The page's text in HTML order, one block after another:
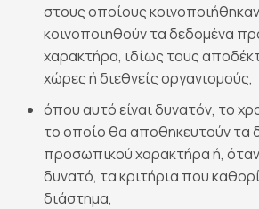
στους οποίους
κοινοποιηθούν τα δεδομένα
χαρακτήρα, ιδίως τους
χώρες ή διεθνείς οργανισμούς,
όπου αυτό είναι δυνατόν, το
το οποίο θα αποθηκευτούν τα
προσωπικού χαρακτήρα ή, όταν
δυνατό, τα κριτήρια που
διάστημα,